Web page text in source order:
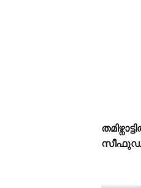
സീഫുഡ്